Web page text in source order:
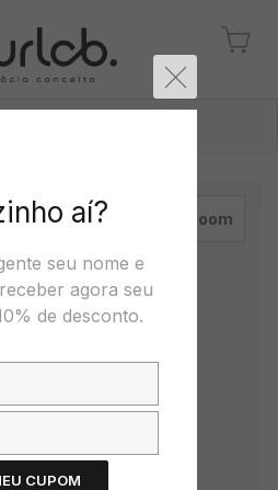
zoom
aí?
seu nome e
agora seu
de desconto.
CUPOM